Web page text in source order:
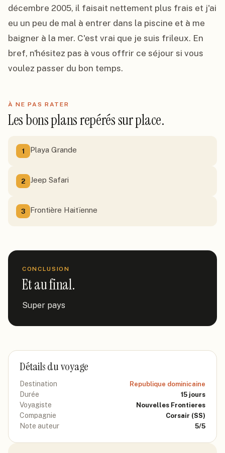
décembre 2005, il faisait nettement plus frais et j'ai
eu un peu de mal à entrer dans la piscine et à me
baigner à la mer. C'est vrai que je suis frileux. En
bref, n'hésitez pas à vous offrir ce séjour si vous
voulez passer du bon temps.
À NE PAS RATER
Les bons plans repérés sur place.
1 Playa Grande
2 Jeep Safari
3 Frontière Haitïenne
CONCLUSION
Et au final.
Super pays
Détails du voyage
Destination Republique dominicaine
Durée 15 jours
Voyagiste Nouvelles Frontieres
Compagnie Corsair (SS)
Note auteur 5/5